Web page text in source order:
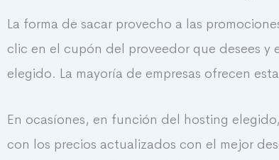
La forma de sacar provecho a las
clic en el cupón del proveedor que desees
elegido. La mayoría de empresas ofrecen
En ocasíones, en función del hosting
con los precios actualizados con el mejor